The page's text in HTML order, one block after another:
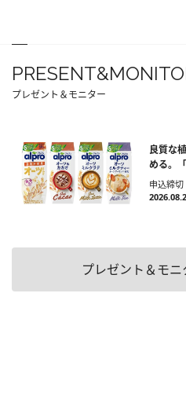
プレゼント＆モニター
良質な
める。
申込締切
プレゼント＆モ